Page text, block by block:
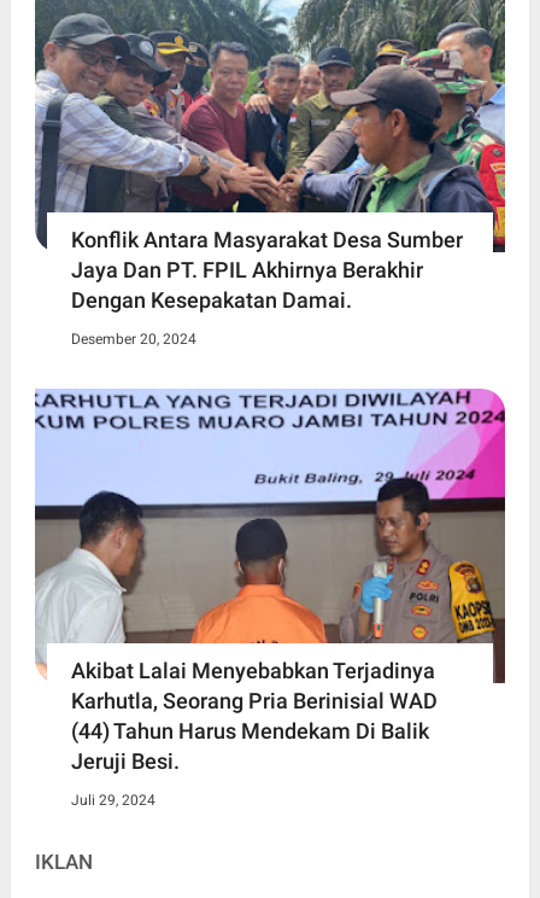
Konflik Antara Masyarakat Desa Sumber
Jaya Dan PT. FPIL Akhirnya Berakhir
Dengan Kesepakatan Damai.
Desember 20, 2024
Akibat Lalai Menyebabkan Terjadinya
Karhutla, Seorang Pria Berinisial WAD
(44) Tahun Harus Mendekam Di Balik
Jeruji Besi.
Juli 29, 2024
IKLAN